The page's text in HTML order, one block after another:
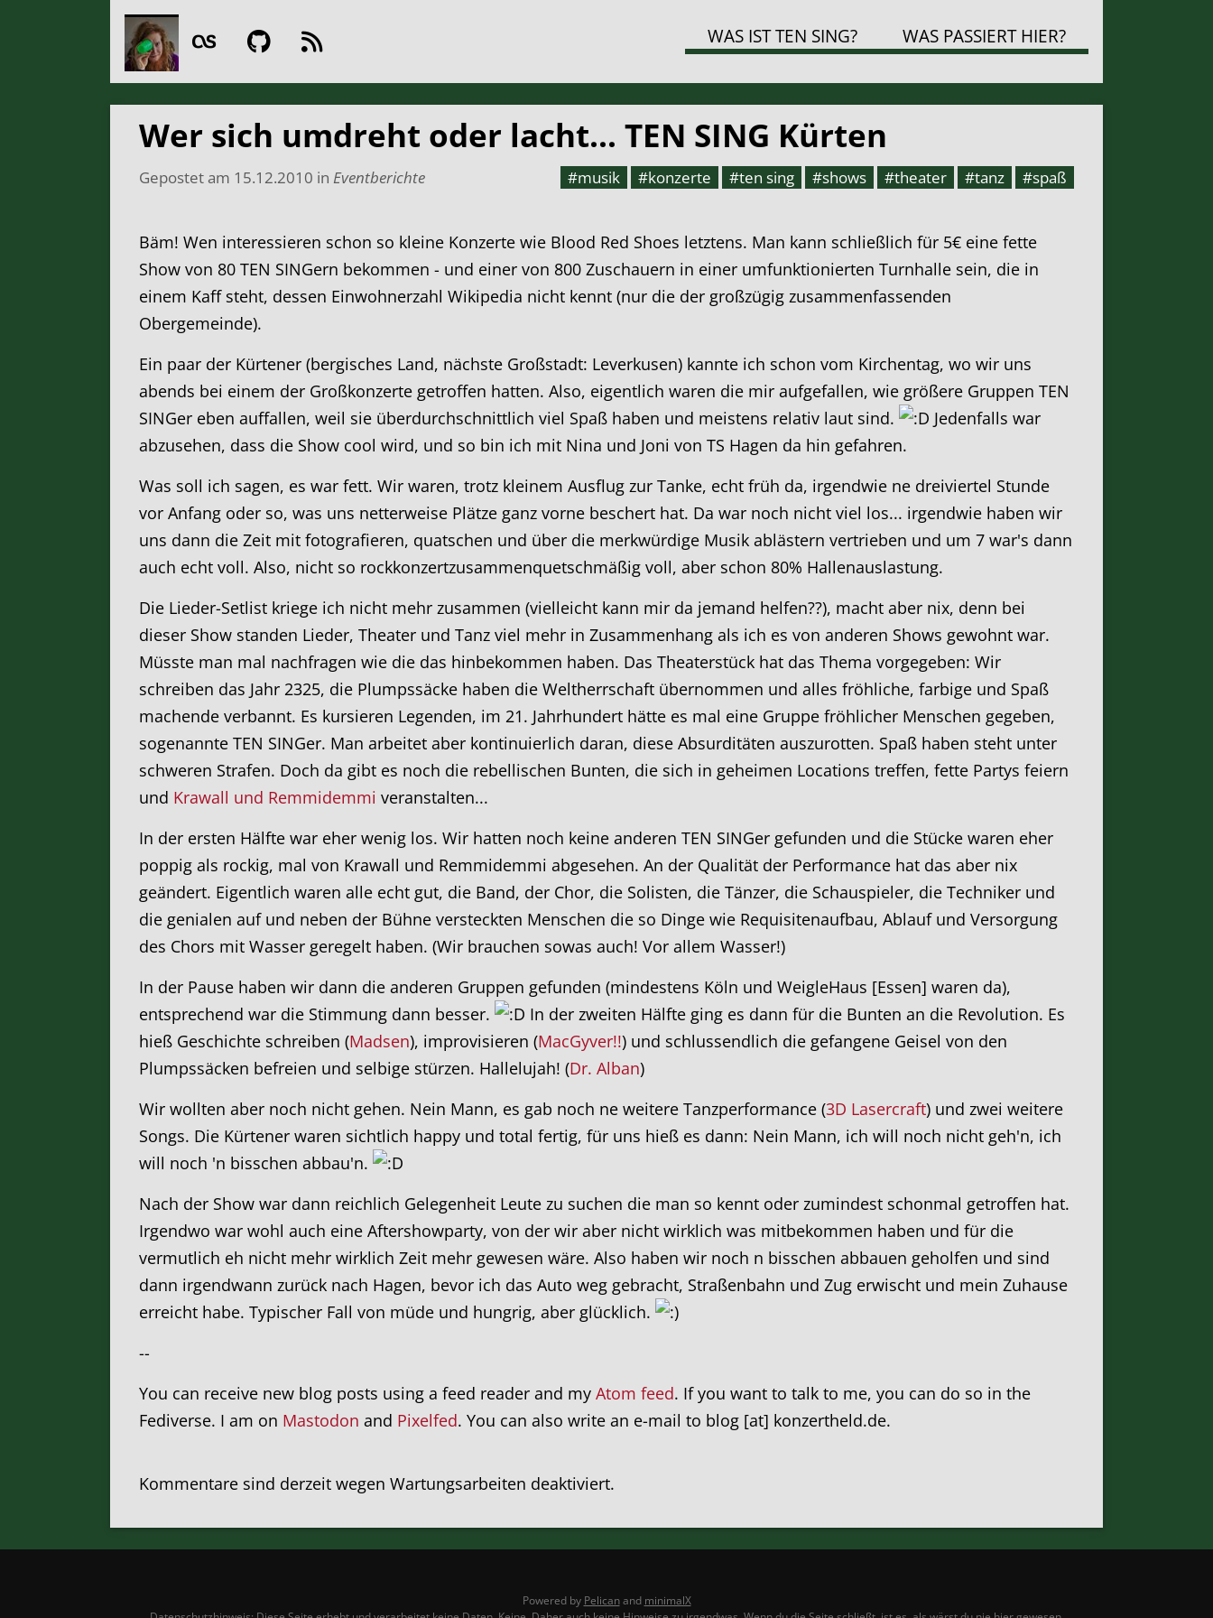
WAS IST TEN SING? WAS PASSIERT HIER?
Wer sich umdreht oder lacht... TEN SING Kürten
Gepostet am 15.12.2010 in Eventberichte #musik #konzerte #ten sing #shows #theater #tanz #spaß
Bäm! Wen interessieren schon so kleine Konzerte wie Blood Red Shoes letztens. Man kann schließlich für 5€ eine fette
Show von 80 TEN SINGern bekommen - und einer von 800 Zuschauern in einer umfunktionierten Turnhalle sein, die in
einem Kaff steht, dessen Einwohnerzahl Wikipedia nicht kennt (nur die der großzügig zusammenfassenden
Obergemeinde).
Ein paar der Kürtener (bergisches Land, nächste Großstadt: Leverkusen) kannte ich schon vom Kirchentag, wo wir uns
abends bei einem der Großkonzerte getroffen hatten. Also, eigentlich waren die mir aufgefallen, wie größere Gruppen TEN
SINGer eben auffallen, weil sie überdurchschnittlich viel Spaß haben und meistens relativ laut sind.
Jedenfalls war
abzusehen, dass die Show cool wird, und so bin ich mit Nina und Joni von TS Hagen da hin gefahren.
Was soll ich sagen, es war fett. Wir waren, trotz kleinem Ausflug zur Tanke, echt früh da, irgendwie ne dreiviertel Stunde
vor Anfang oder so, was uns netterweise Plätze ganz vorne beschert hat. Da war noch nicht viel los... irgendwie haben wir
uns dann die Zeit mit fotografieren, quatschen und über die merkwürdige Musik ablästern vertrieben und um 7 war's dann
auch echt voll. Also, nicht so rockkonzertzusammenquetschmäßig voll, aber schon 80% Hallenauslastung.
Die Lieder-Setlist kriege ich nicht mehr zusammen (vielleicht kann mir da jemand helfen??), macht aber nix, denn bei
dieser Show standen Lieder, Theater und Tanz viel mehr in Zusammenhang als ich es von anderen Shows gewohnt war.
Müsste man mal nachfragen wie die das hinbekommen haben. Das Theaterstück hat das Thema vorgegeben: Wir
schreiben das Jahr 2325, die Plumpssäcke haben die Weltherrschaft übernommen und alles fröhliche, farbige und Spaß
machende verbannt. Es kursieren Legenden, im 21. Jahrhundert hätte es mal eine Gruppe fröhlicher Menschen gegeben,
sogenannte TEN SINGer. Man arbeitet aber kontinuierlich daran, diese Absurditäten auszurotten. Spaß haben steht unter
schweren Strafen. Doch da gibt es noch die rebellischen Bunten, die sich in geheimen Locations treffen, fette Partys feiern
und Krawall und Remmidemmi veranstalten...
In der ersten Hälfte war eher wenig los. Wir hatten noch keine anderen TEN SINGer gefunden und die Stücke waren eher
poppig als rockig, mal von Krawall und Remmidemmi abgesehen. An der Qualität der Performance hat das aber nix
geändert. Eigentlich waren alle echt gut, die Band, der Chor, die Solisten, die Tänzer, die Schauspieler, die Techniker und
die genialen auf und neben der Bühne versteckten Menschen die so Dinge wie Requisitenaufbau, Ablauf und Versorgung
des Chors mit Wasser geregelt haben. (Wir brauchen sowas auch! Vor allem Wasser!)
In der Pause haben wir dann die anderen Gruppen gefunden (mindestens Köln und WeigleHaus [Essen] waren da),
entsprechend war die Stimmung dann besser.
In der zweiten Hälfte ging es dann für die Bunten an die Revolution. Es
hieß Geschichte schreiben (Madsen), improvisieren (MacGyver!!) und schlussendlich die gefangene Geisel von den
Plumpssäcken befreien und selbige stürzen. Hallelujah! (Dr. Alban)
Wir wollten aber noch nicht gehen. Nein Mann, es gab noch ne weitere Tanzperformance (3D Lasercraft) und zwei weitere
Songs. Die Kürtener waren sichtlich happy und total fertig, für uns hieß es dann: Nein Mann, ich will noch nicht geh'n, ich
will noch 'n bisschen abbau'n.
Nach der Show war dann reichlich Gelegenheit Leute zu suchen die man so kennt oder zumindest schonmal getroffen hat.
Irgendwo war wohl auch eine Aftershowparty, von der wir aber nicht wirklich was mitbekommen haben und für die
vermutlich eh nicht mehr wirklich Zeit mehr gewesen wäre. Also haben wir noch n bisschen abbauen geholfen und sind
dann irgendwann zurück nach Hagen, bevor ich das Auto weg gebracht, Straßenbahn und Zug erwischt und mein Zuhause
erreicht habe. Typischer Fall von müde und hungrig, aber glücklich.
--
You can receive new blog posts using a feed reader and my Atom feed. If you want to talk to me, you can do so in the
Fediverse. I am on Mastodon and Pixelfed. You can also write an e-mail to blog [at] konzertheld.de.
Kommentare sind derzeit wegen Wartungsarbeiten deaktiviert.
Powered by Pelicanand minimalX